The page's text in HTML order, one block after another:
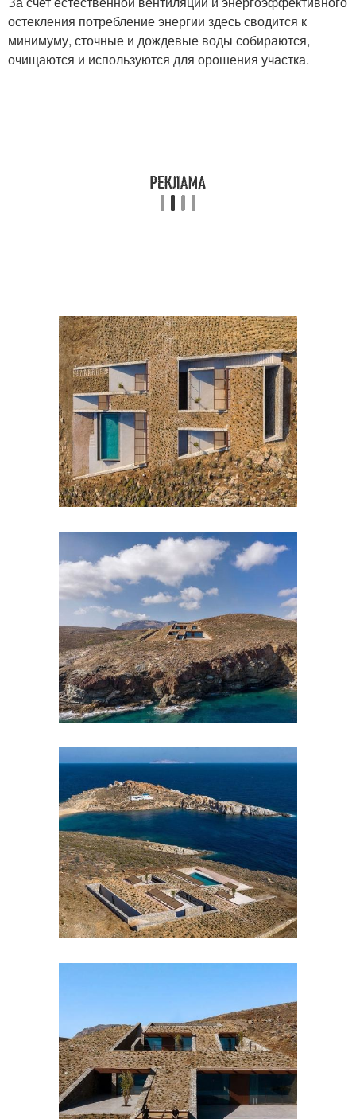
остекления потребление энергии здесь сводится к
минимуму, сточные и дождевые воды собираются,
очищаются и используются для орошения участка.